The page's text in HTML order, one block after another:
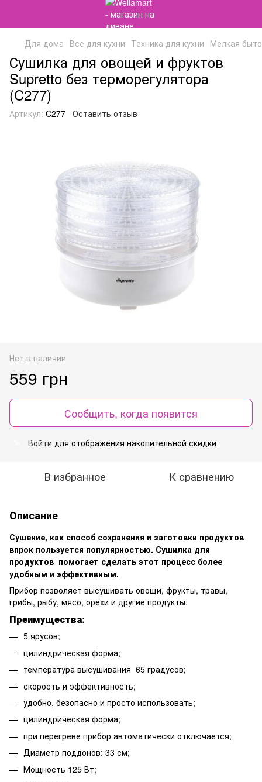
Для дома Все для кухни Техника для кухни Мелкая
Сушилка для овощей и фруктов
Supretto без терморегулятора
(C277)
Артикул: C277 Оставить отзыв
Нет в наличии
559 грн
Сообщить, когда появится
Войти для отображения накопительной скидки
В избранное К сравнению
Описание
Сушение, как способ сохранения и заготовки продуктов
впрок пользуется популярностью. Сушилка для
продуктов помогает сделать этот процесс более
удобным и эффективным.
Прибор позволяет высушивать овощи, фрукты, травы,
грибы, рыбу, мясо, орехи и другие продукты.
Преимущества:
5 ярусов;
цилиндрическая форма;
температура высушивания 65 градусов;
скорость и эффективность;
удобно, безопасно и просто использовать;
цилиндрическая форма;
при перегреве прибор автоматически отключается;
Диаметр поддонов: 33 см;
Мощность 125 Вт;